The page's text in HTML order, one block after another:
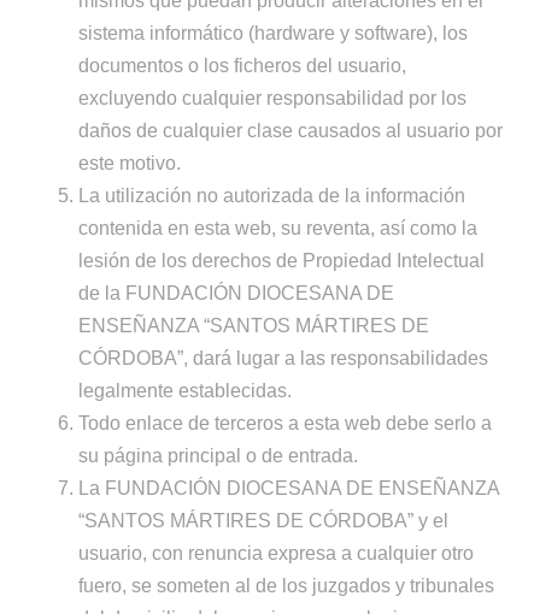
sistema informático (hardware y software), los
documentos o los ficheros del usuario,
excluyendo cualquier responsabilidad por los
daños de cualquier clase causados al usuario por
este motivo.
La utilización no autorizada de la información
contenida en esta web, su reventa, así como la
lesión de los derechos de Propiedad Intelectual
de la FUNDACIÓN DIOCESANA DE
ENSEÑANZA “SANTOS MÁRTIRES DE
CÓRDOBA”, dará lugar a las responsabilidades
legalmente establecidas.
Todo enlace de terceros a esta web debe serlo a
su página principal o de entrada.
La FUNDACIÓN DIOCESANA DE ENSEÑANZA
“SANTOS MÁRTIRES DE CÓRDOBA” y el
usuario, con renuncia expresa a cualquier otro
fuero, se someten al de los juzgados y tribunales